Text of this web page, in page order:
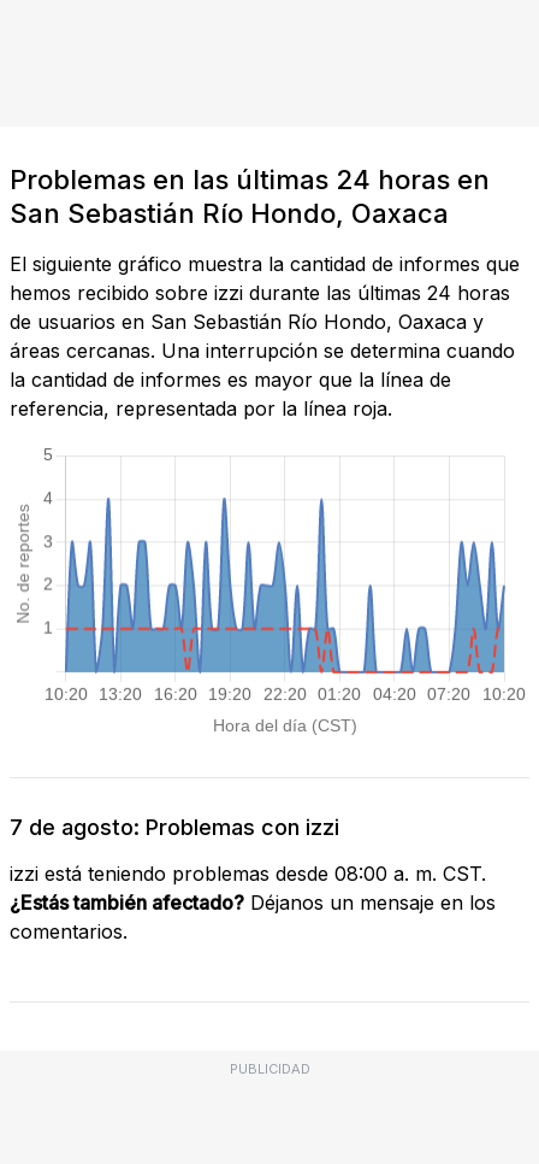
Problemas en las últimas 24 horas en
San Sebastián Río Hondo, Oaxaca
El siguiente gráfico muestra la cantidad de informes que
hemos recibido sobre izzi durante las últimas 24 horas
de usuarios en San Sebastián Río Hondo, Oaxaca y
áreas cercanas. Una interrupción se determina cuando
la cantidad de informes es mayor que la línea de
referencia, representada por la línea roja.
7 de agosto: Problemas con izzi
izzi está teniendo problemas desde 08:00 a. m. CST.
¿Estás también afectado? Déjanos un mensaje en los
comentarios.
PUBLICIDAD